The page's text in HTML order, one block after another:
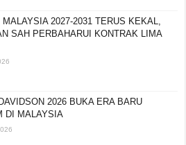
2027-2031 TERUS KEKAL,
SAH PERBAHARUI KONTRAK LIMA
2026 BUKA ERA BARU
DI MALAYSIA